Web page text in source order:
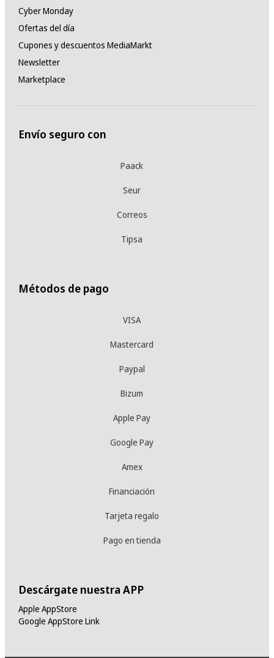
Cyber Monday
Ofertas del día
Cupones y descuentos MediaMarkt
Newsletter
Marketplace
Envío seguro con
Paack
Seur
Correos
Tipsa
Métodos de pago
VISA
Mastercard
Paypal
Bizum
Apple Pay
Google Pay
Amex
Financiación
Tarjeta regalo
Pago en tienda
Descárgate nuestra APP
Apple AppStore
Google AppStore Link